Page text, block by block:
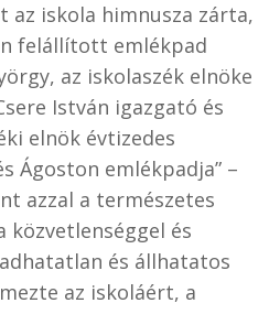
az iskola himnusza zárta,
felállított emlékpad
az iskolaszék elnöke
István igazgató és
elnök évtizedes
Ágoston emlékpadja” –
azzal a természetes
közvetlenséggel és
és állhatatos
az iskoláért, a